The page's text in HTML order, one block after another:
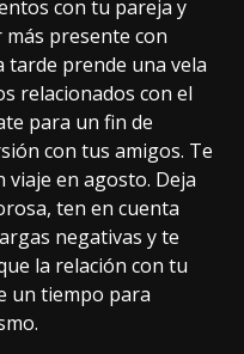
con tu pareja y
presente con
tarde prende una vela
relacionados con el
para un fin de
con tus amigos. Te
en agosto. Deja
ten en cuenta
negativas y te
la relación con tu
un tiempo para